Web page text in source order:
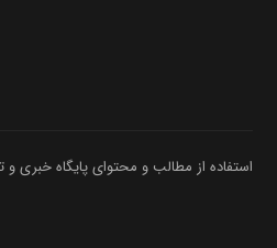
استفاده از مطالب و محتوای پایگاه خبری و